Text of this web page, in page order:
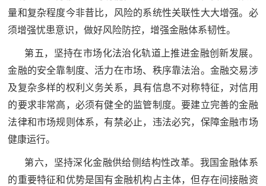
国
防
库
英
雄
范
英
雄
范
退
军
量和复杂程度今非昔比，风险的系统性关联性大大增强。必
须增强忧患意识，做好风险防控，增强金融体系韧性。
第五，坚持在市场化法治化轨道上推进金融创新发展。
金融的安全靠制度、活力在市场、秩序靠法治。金融交易涉
及复杂多样的权利义务关系，具有信息不对称特征，对信用
的要求非常高，必须有健全的监管制度。要建立完善的金融
法律和市场规则体系，有禁必止，违法必究，保障金融市场
健康运行。
第六，坚持深化金融供给侧结构性改革。我国金融体系
的重要特征和优势是国有金融机构占主体，但存在间接融资